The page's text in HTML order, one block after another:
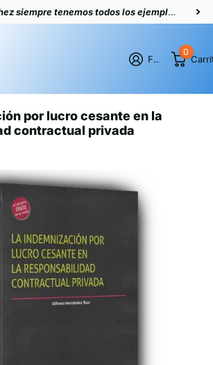
tenemos todos los ejemplares actualizados
Firme en el registro
0
por lucro cesante en la
contractual privada